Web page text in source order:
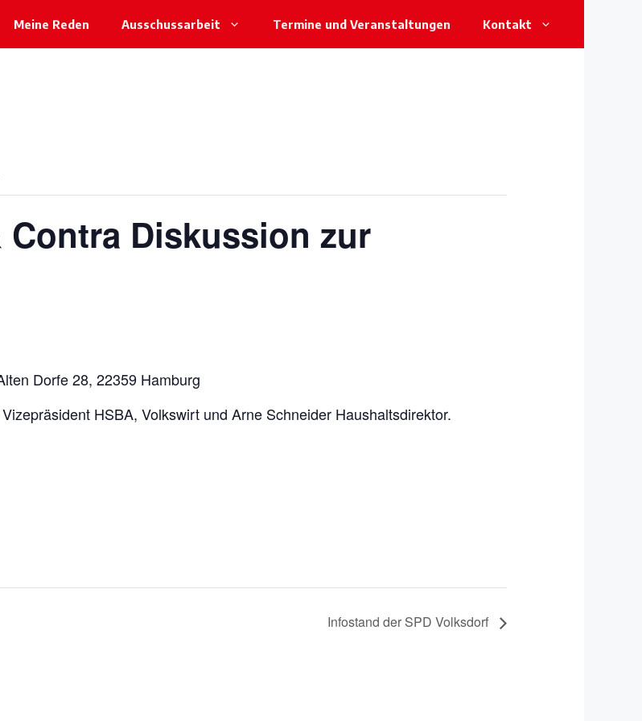
Meine Reden Ausschussarbeit Termine und Veranstaltungen Kontakt
Diskussion zur
Dorfe 28, 22359 Hamburg
HSBA, Volkswirt und Arne Schneider Haushaltsdirektor.
Infostand der SPD Volksdorf